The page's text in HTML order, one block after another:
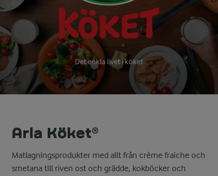
Det enkla livet i köket
Arla Köket®
Matlagningsprodukter med allt från crème fraiche och
smetana till riven ost och grädde, kokböcker och